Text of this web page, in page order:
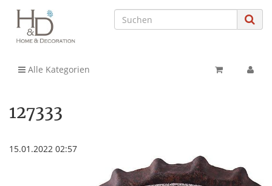
Alle Kategorien
127333
15.01.2022 02:57